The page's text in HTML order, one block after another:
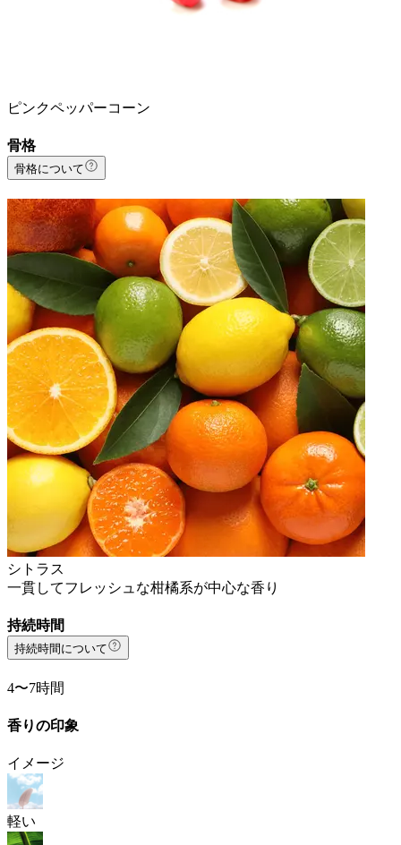
ピンクペッパーコーン
骨格
骨格について
シトラス
一貫してフレッシュな柑橘系が中心な香り
持続時間
持続時間について
4〜7時間
香りの印象
イメージ
軽い